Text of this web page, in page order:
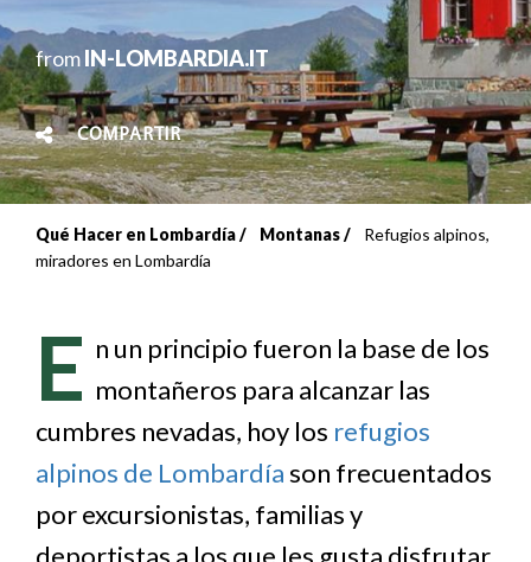
fromIN-LOMBARDIA.IT
COMPARTIR
Sobrescribir
de
ayuda
a
la
Qué Hacer en Lombardía Montanas
Refugios alpinos,
miradores en Lombardía
E n un principio fueron la base de los
montañeros para alcanzar las
cumbres nevadas, hoy los refugios
alpinos de Lombardíason frecuentados
por excursionistas, familias y
deportistas a los que les gusta disfrutar